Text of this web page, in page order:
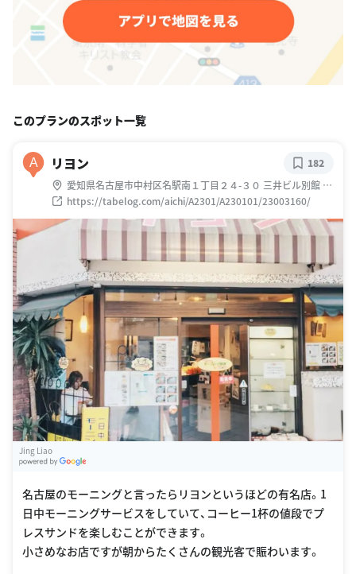
このプランのスポット一覧
A リヨン
愛知県名古屋市中村区名駅南１丁目２４-３０ 三井ビル別館 Ｂ
１Ｆ
https://tabelog.com/aichi/A2301/A230101/23003160/
182
Jing Liao
名古屋のモーニングと言ったらリヨンというほどの有名店。1
日中モーニングサービスをしていて、コーヒー1杯の値段でプ
レスサンドを楽しむことができます。
小さめなお店ですが朝からたくさんの観光客で賑わいます。